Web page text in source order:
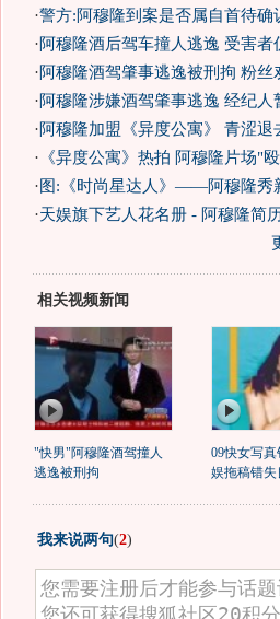
·警方:阿穆隆到案是否属自首待确
·阿穆隆酒后驾车撞人逃逸 受害者
·阿穆隆酒驾肇事逃逸被刑拘 粉丝
·阿穆隆涉嫌酒驾肇事逃逸 经纪人
·阿穆隆加盟《异度公寓》 青涩退
· 《异度公寓》热拍 阿穆隆片场"
· 图:《时尚星达人》——阿穆隆秀
·天娱旗下艺人花名册 - 阿穆隆简
相关视频新闻
"快男"阿穆隆酒驾撞人
逃逸被刑拘
09快女写
娱拖稿错失
我来说两句(2)